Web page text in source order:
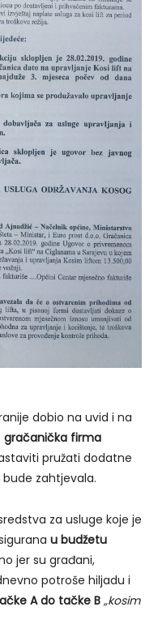
dobio na uvid i na
gračanička firma
pružati dodatne
zahtjevala.
za usluge koje je
u budžetu
jer su građani,
potroše hiljadu i
A do tačke B„kosim